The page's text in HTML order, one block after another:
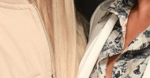
Team
Redaktionelle Richtlinien
Impressum